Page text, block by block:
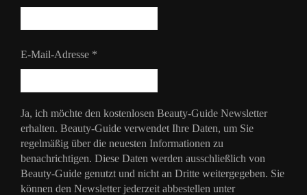
E-Mail-Adresse *
Ja, ich möchte den kostenlosen Beauty-Guide Newsletter
erhalten. Beauty-Guide verwendet Ihre Daten, um Sie
regelmäßig über die neuesten Informationen zu
benachrichtigen. Diese Daten werden ausschließlich von
Beauty-Guide genutzt und nicht an Dritte weitergegeben. Sie
können den Newsletter jederzeit abbestellen unter